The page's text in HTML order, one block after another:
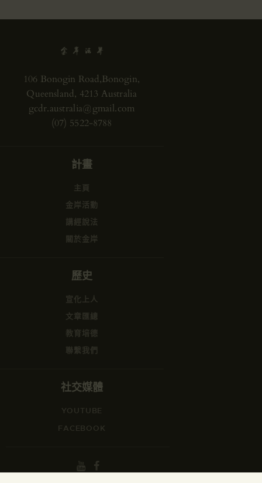
106 Bonogin Road,Bonogin,
Queensland, 4213 Australia
gcdr.australia@gmail.com
(07) 5522-8788
計畫
主頁
金岸活動
講經說法
關於金岸
歷史
宣化上人
文章匯總
教育培德
聯繫我們
社交媒體
YOUTUBE
FACEBOOK